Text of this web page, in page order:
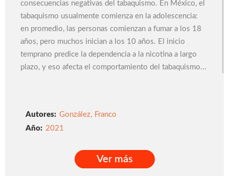
consecuencias negativas del tabaquismo. En México, el
tabaquismo usualmente comienza en la adolescencia:
en promedio, las personas comienzan a fumar a los 18
años, pero muchos inician a los 10 años. El inicio
temprano predice la dependencia a la nicotina a largo
plazo, y eso afecta el comportamiento del tabaquismo...
Autores: González, Franco
2021
Ver más